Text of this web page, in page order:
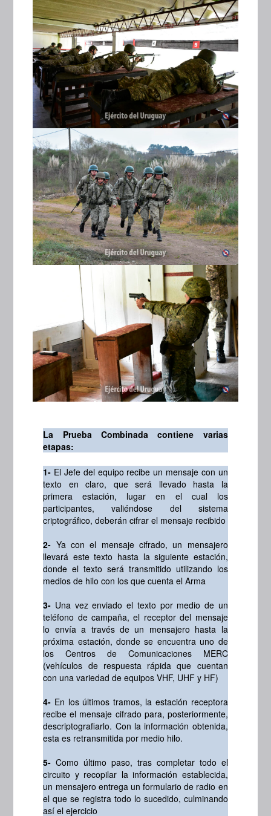
La Prueba Combinada contiene varias
etapas:
1- El Jefe del equipo recibe un mensaje con un
texto en claro, que será llevado hasta la
primera estación, lugar en el cual los
participantes, valiéndose del sistema
criptográfico, deberán cifrar el mensaje recibido
2- Ya con el mensaje cifrado, un mensajero
llevará este texto hasta la siguiente estación,
donde el texto será transmitido utilizando los
medios de hilo con los que cuenta el Arma
3- Una vez enviado el texto por medio de un
teléfono de campaña, el receptor del mensaje
lo envía a través de un mensajero hasta la
próxima estación, donde se encuentra uno de
los Centros de Comunicaciones MERC
(vehículos de respuesta rápida que cuentan
con una variedad de equipos VHF, UHF y HF)
4- En los últimos tramos, la estación receptora
recibe el mensaje cifrado para, posteriormente,
descriptografiarlo. Con la información obtenida,
esta es retransmitida por medio hilo.
5- Como último paso, tras completar todo el
circuito y recopilar la información establecida,
un mensajero entrega un formulario de radio en
el que se registra todo lo sucedido, culminando
así el ejercicio